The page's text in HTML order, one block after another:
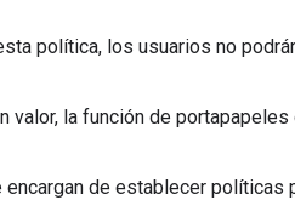
política, los usuarios no
valor, la función de
de establecer